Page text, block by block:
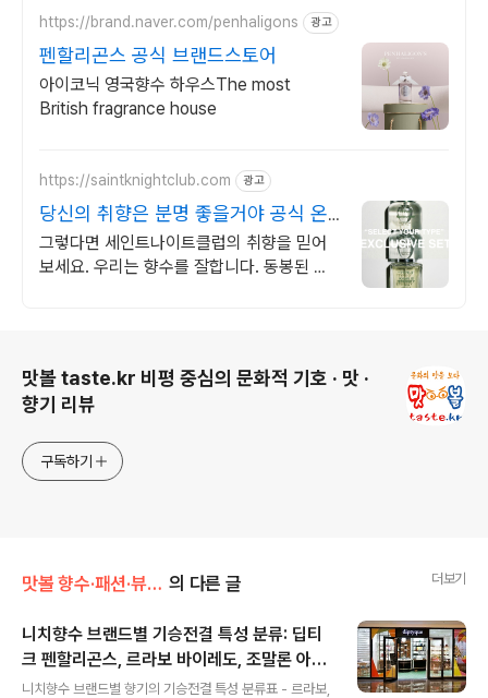
https://brand.naver.com/penhaligons 광고
펜할리곤스 공식 브랜드스토어
아이코닉 영국향수 하우스The most
British fragrance house
https://saintknightclub.com 광고
당신의 취향은 분명 좋을거야 공식 온
라인 스토어
그렇다면 세인트나이트클럽의 취향을 믿어
보세요. 우리는 향수를 잘합니다. 동봉된 시
맛볼 taste.kr 비평 중심의 문화적 기호 · 맛 ·
향기 리뷰
구독하기
맛볼 향수·패션·뷰티/향수 의 다른 글 더보기
니치향수 브랜드별 기승전결 특성 분류: 딥티
크 펜할리곤스, 르라보 바이레도, 조말론 아틀
리에 코롱 / 조향사, 퍼퓨머
니치향수 브랜드별 향기의 기승전결 특성 분류표 - 르라보,